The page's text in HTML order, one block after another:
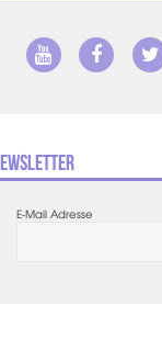
E-Mail Adresse